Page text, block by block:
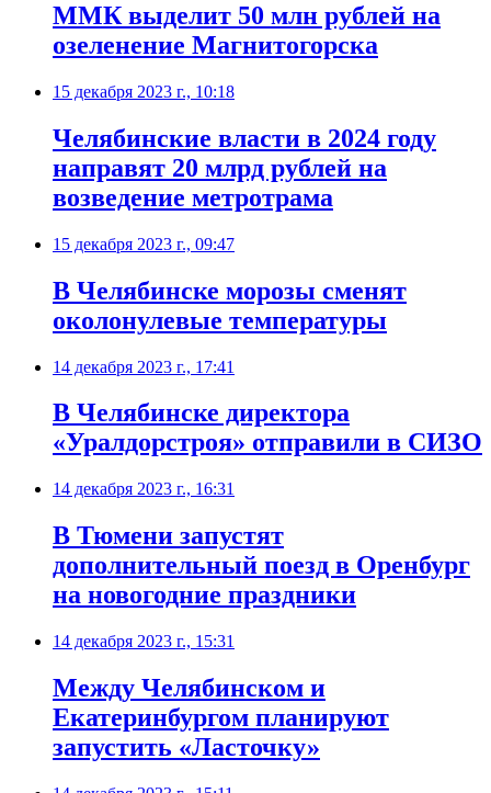
ММК выделит 50 млн рублей на
озеленение Магнитогорска
15 декабря 2023 г., 10:18
Челябинские власти в 2024 году
направят 20 млрд рублей на
возведение метротрама
15 декабря 2023 г., 09:47
В Челябинске морозы сменят
околонулевые температуры
14 декабря 2023 г., 17:41
В Челябинске директора
«Уралдорстроя» отправили в СИЗО
14 декабря 2023 г., 16:31
В Тюмени запустят
дополнительный поезд в Оренбург
на новогодние праздники
14 декабря 2023 г., 15:31
Между Челябинском и
Екатеринбургом планируют
запустить «Ласточку»